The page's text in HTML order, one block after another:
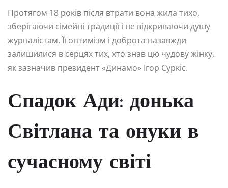
Протягом 18 років після втрати вона жила тихо,
зберігаючи сімейні традиції і не відкриваючи душу
журналістам. Її оптимізм і доброта назавжди
залишилися в серцях тих, хто знав цю чудову жінку,
як зазначив президент «Динамо» Ігор Суркіс.
Спадок Ади: донька
Світлана та онуки в
сучасному світі